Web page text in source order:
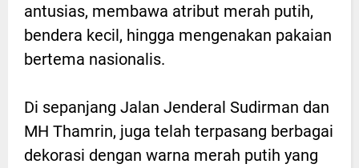
antusias, membawa atribut merah putih,
bendera kecil, hingga mengenakan pakaian
bertema nasionalis.
Di sepanjang Jalan Jenderal Sudirman dan
MH Thamrin, juga telah terpasang berbagai
dekorasi dengan warna merah putih yang